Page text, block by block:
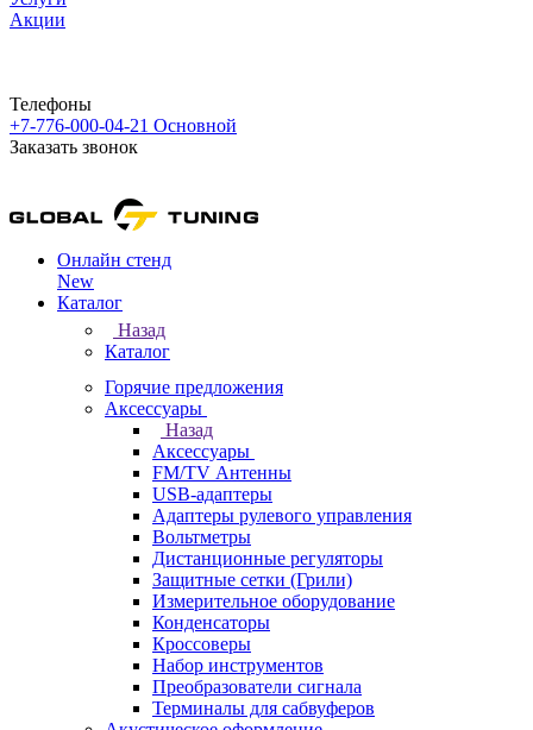
Акции
Телефоны
+7-776-000-04-21 Основной
Заказать звонок
Онлайн стенд
New
Каталог
Назад
Каталог
Горячие предложения
Аксессуары
Назад
Аксессуары
FM/TV Антенны
USB-адаптеры
Адаптеры рулевого управления
Вольтметры
Дистанционные регуляторы
Защитные сетки (Грили)
Измерительное оборудование
Конденсаторы
Кроссоверы
Набор инструментов
Преобразователи сигнала
Терминалы для сабвуферов